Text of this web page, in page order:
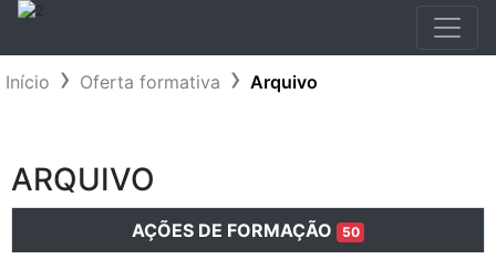
Início Oferta formativa Arquivo
ARQUIVO
AÇÕES DE FORMAÇÃO 50